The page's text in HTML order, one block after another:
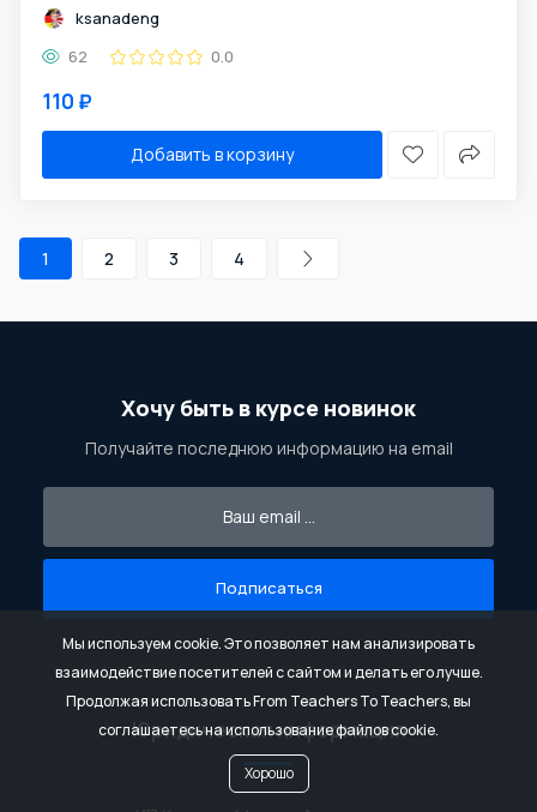
ksanadeng
62
0.0
110 ₽
Добавить в корзину
1 2 3 4
Хочу быть в курсе новинок
Получайте последнюю информацию на email
Подписаться
Юридическая информация
Мы используем cookie. Это позволяет нам анализировать
взаимодействие посетителей с сайтом и делать его лучше.
Продолжая использовать From Teachers To Teachers, вы
соглашаетесь на использование файлов cookie.
Хорошо